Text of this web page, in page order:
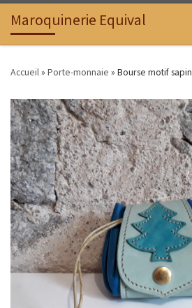
Passer au contenu
Maroquinerie Equival
Accueil» Porte-monnaie » Bourse motif sapin